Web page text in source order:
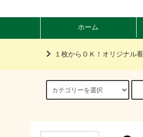
ホーム
１枚からＯＫ！オリジナル